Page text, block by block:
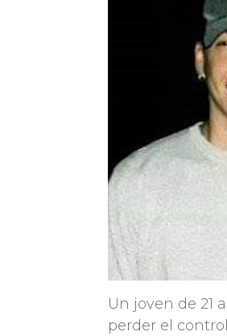
Un joven de 21
perder el